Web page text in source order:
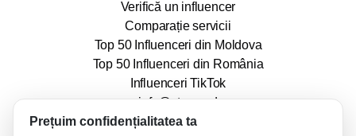
Verifică un influencer
Comparație servicii
Top 50 Influenceri din Moldova
Top 50 Influenceri din România
Influenceri TikTok
info@stars.md
Prețuim confidențialitatea ta